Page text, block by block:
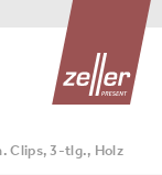
Clips, 3-tlg., Holz